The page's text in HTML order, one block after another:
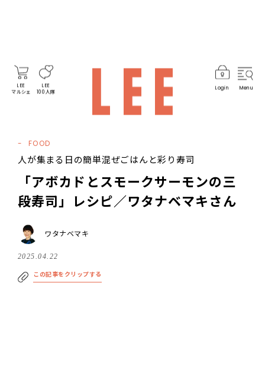
LEE
マルシェ
LEE
100人隊
Login Menu
FOOD
人が集まる日の簡単混ぜごはんと彩り寿司
「アボカドとスモークサーモンの三
段寿司」レシピ／ワタナベマキさん
ワタナベマキ
2025.04.22
この記事をクリップする